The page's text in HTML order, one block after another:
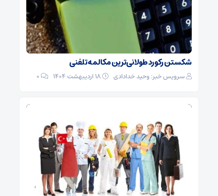
شکستن رکورد طولانی‌ترین مکالمه تلفنی
سرویس خبر: وحید خدادادی 0